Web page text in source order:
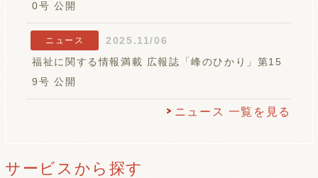
0号 公開
ニュース
2025.11/06
福祉に関する情報満載 広報誌「峰のひかり」第15
9号 公開
ニュース 一覧を見る
サービスから探す